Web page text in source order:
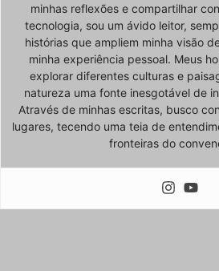
minhas reflexões e compartilhar
tecnologia, sou um ávido leitor,
histórias que ampliem minha visão
minha experiência pessoal. Meus
explorar diferentes culturas e
natureza uma fonte inesgotável de
Através de minhas escritas, busco
lugares, tecendo uma teia de
fronteiras do